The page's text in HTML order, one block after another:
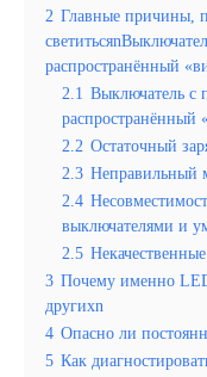
2 Главные причины,
распространённый
2.1 Выключатель с
распространённый
2.2 Остаточный
2.3 Неправильный
2.4
выключателями и
2.5
3 Почему именно
другихn
4 Опасно ли
5 Как